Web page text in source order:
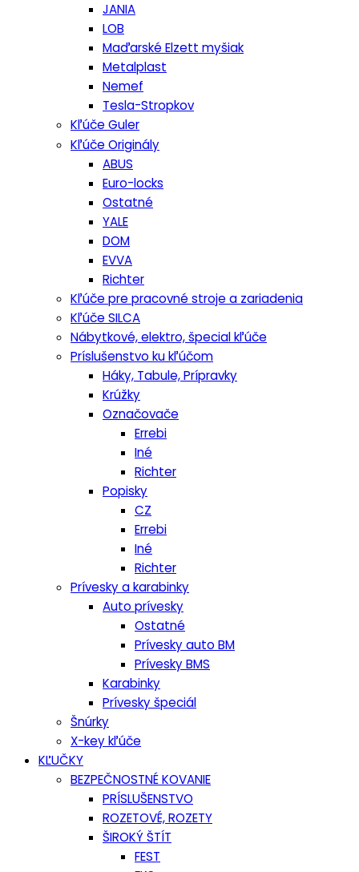
JANIA
LOB
Maďarské Elzett myšiak
Metalplast
Nemef
Tesla-Stropkov
Kľúče Guler
Kľúče Originály
ABUS
Euro-locks
Ostatné
YALE
DOM
EVVA
Richter
Kľúče pre pracovné stroje a zariadenia
Kľúče SILCA
Nábytkové, elektro, špecial kľúče
Príslušenstvo ku kľúčom
Háky, Tabule, Prípravky
Krúžky
Označovače
Errebi
Iné
Richter
Popisky
CZ
Errebi
Iné
Richter
Prívesky a karabinky
Auto prívesky
Ostatné
Prívesky auto BM
Prívesky BMS
Karabinky
Prívesky špeciál
Šnúrky
X-key kľúče
KĽUČKY
BEZPEČNOSTNÉ KOVANIE
PRÍSLUŠENSTVO
ROZETOVÉ, ROZETY
ŠIROKÝ ŠTÍT
FEST